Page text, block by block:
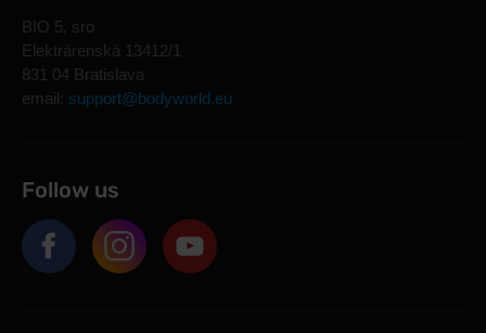
BIO 5, sro
Elektrárenská 13412/1
831 04 Bratislava
email: support@bodyworld.eu
Follow us